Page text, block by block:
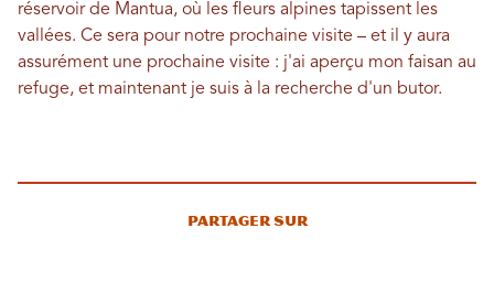
réservoir de Mantua, où les fleurs alpines tapissent les
vallées. Ce sera pour notre prochaine visite – et il y aura
assurément une prochaine visite : j'ai aperçu mon faisan au
refuge, et maintenant je suis à la recherche d'un butor.
Partager sur